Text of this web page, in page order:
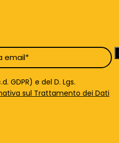
GDPR) e del D. Lgs.
sul Trattamento dei Dati